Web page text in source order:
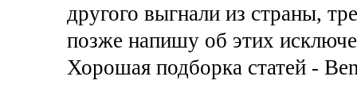
другого выгнали из страны,
позже напишу об этих
Хорошая подборка статей -